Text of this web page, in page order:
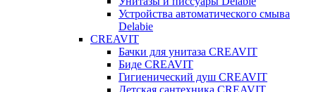
Устройства автоматического смыва
Delabie
CREAVIT
Бачки для унитаза CREAVIT
Биде CREAVIT
Гигиенический душ CREAVIT
Детская сантехника CREAVIT